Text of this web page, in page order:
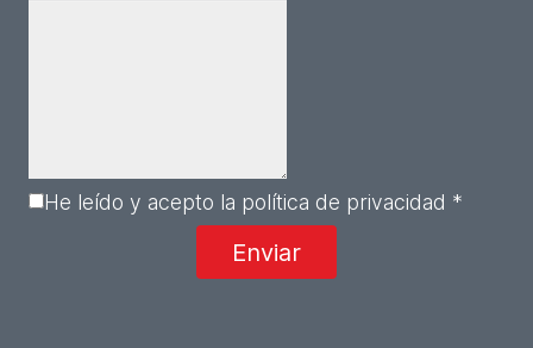
He leído y acepto la política de privacidad *